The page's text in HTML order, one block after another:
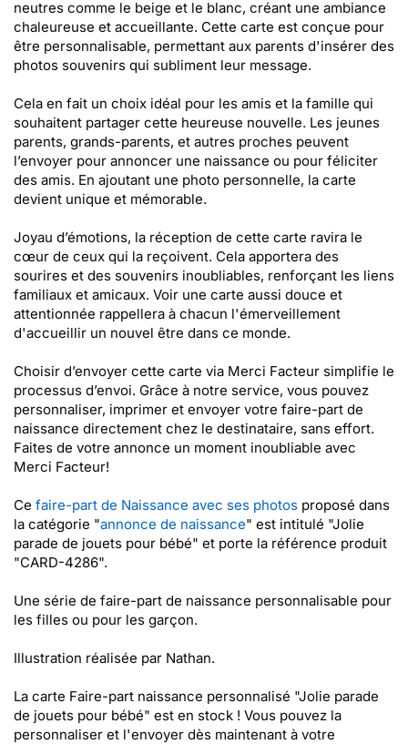
neutres comme le beige et le blanc, créant une ambiance
chaleureuse et accueillante. Cette carte est conçue pour
être personnalisable, permettant aux parents d'insérer des
photos souvenirs qui subliment leur message.
Cela en fait un choix idéal pour les amis et la famille qui
souhaitent partager cette heureuse nouvelle. Les jeunes
parents, grands-parents, et autres proches peuvent
l’envoyer pour annoncer une naissance ou pour féliciter
des amis. En ajoutant une photo personnelle, la carte
devient unique et mémorable.
Joyau d’émotions, la réception de cette carte ravira le
cœur de ceux qui la reçoivent. Cela apportera des
sourires et des souvenirs inoubliables, renforçant les liens
familiaux et amicaux. Voir une carte aussi douce et
attentionnée rappellera à chacun l'émerveillement
d'accueillir un nouvel être dans ce monde.
Choisir d’envoyer cette carte via Merci Facteur simplifie le
processus d’envoi. Grâce à notre service, vous pouvez
personnaliser, imprimer et envoyer votre faire-part de
naissance directement chez le destinataire, sans effort.
Faites de votre annonce un moment inoubliable avec
Merci Facteur!
Ce faire-part de Naissance avec ses photos proposé dans
la catégorie "annonce de naissance" est intitulé "Jolie
parade de jouets pour bébé" et porte la référence produit
"CARD-4286".
Une série de faire-part de naissance personnalisable pour
les filles ou pour les garçon.
Illustration réalisée par Nathan.
La carte Faire-part naissance personnalisé "Jolie parade
de jouets pour bébé" est en stock ! Vous pouvez la
personnaliser et l'envoyer dès maintenant à votre